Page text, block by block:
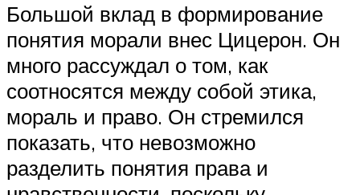
Большой вклад в формирование
понятия морали внес Цицерон. Он
много рассуждал о том, как
соотносятся между собой этика,
мораль и право. Он стремился
показать, что невозможно
разделить понятия права и